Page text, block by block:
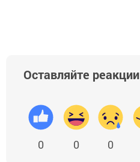
Оставляйте реакции
0 0 0